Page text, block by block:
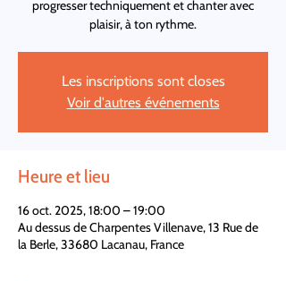
progresser techniquement et chanter avec
plaisir, à ton rythme.
Les inscriptions sont closes
Voir d'autres événements
Heure et lieu
16 oct. 2025, 18:00 – 19:00
Au dessus de Charpentes Villenave, 13 Rue de
la Berle, 33680 Lacanau, France